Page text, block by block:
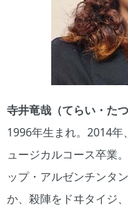
寺井竜哉（てらい・たつ
1996年生まれ。2014年
ュージカルコース卒業
ップ・アルゼンチンタ
か、殺陣をドヰタイジ